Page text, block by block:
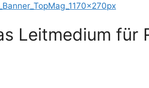
Leitmedium für